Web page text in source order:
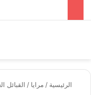
الرئيسية / مرايا / القبائل